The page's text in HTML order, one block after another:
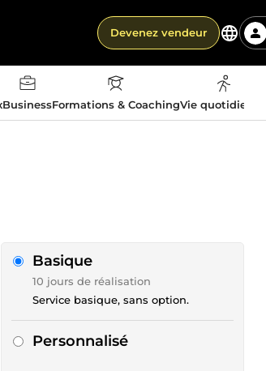
Devenez vendeur
BusinessFormations & CoachingVie
Basique
10 jours de réalisation
Service basique, sans option.
Personnalisé